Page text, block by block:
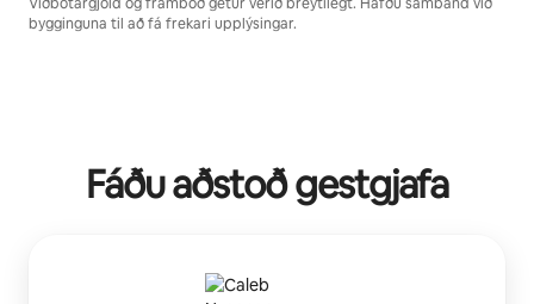
bygginguna til að fá frekari upplýsingar.
Fáðu aðstoð gestgjafa